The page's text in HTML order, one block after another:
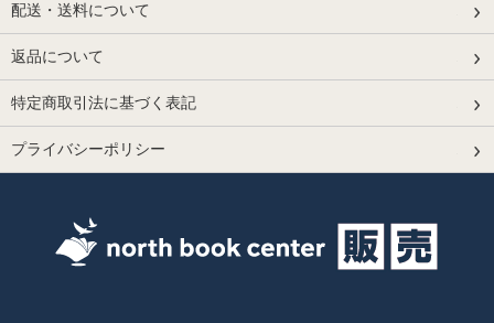
配送・送料について
返品について
特定商取引法に基づく表記
プライバシーポリシー